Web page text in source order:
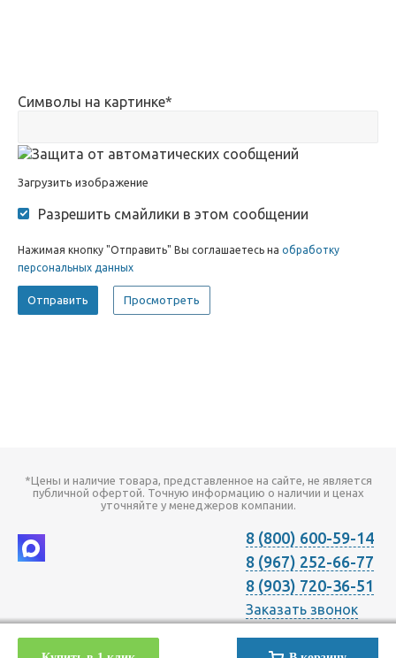
Символы на картинке*
Загрузить изображение
Разрешить смайлики в этом сообщении
Нажимая кнопку "Отправить" Вы соглашаетесь на обработку
персональных данных
*Цены и наличие товара, представленное на сайте, не является
публичной офертой. Точную информацию о наличии и ценах
уточняйте у менеджеров компании.
8 (800) 600-59-14
8 (967) 252-66-77
8 (903) 720-36-51
Заказать звонок
2026 © Компания "Онлайн Климат" продажа оборудования для